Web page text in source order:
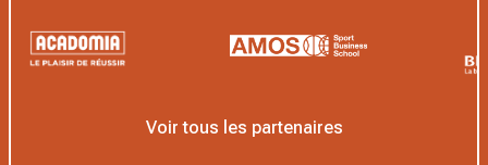
Voir tous les partenaires